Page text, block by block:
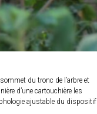
du tronc de l’arbre et
d’une cartouchière les
ajustable du dispositif